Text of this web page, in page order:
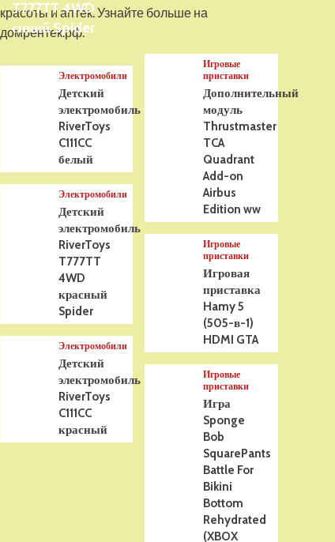
5
На радиоуправлении
(Германия) HC (для ИК
танкового боя) V3 2.4G
RTR, TG3848-1HC-IR3.0
красоты и аптек. Узнайте больше на
домрентек.рф.
T777TT 4WD
синий Spider
Электромобили
Детский
электромобиль
RiverToys
C111CC
белый
Электромобили
Детский
электромобиль
RiverToys
T777TT
4WD
красный
Spider
Электромобили
Детский
электромобиль
RiverToys
C111CC
красный
Игровые
приставки
Дополнительный
модуль
Thrustmaster
TCA
Quadrant
Add-on
Airbus
Edition ww
Игровые
приставки
Игровая
приставка
Hamy 5
(505-в-1)
HDMI GTA
Игровые
приставки
Игра
Sponge
Bob
SquarePants
Battle For
Bikini
Bottom
Rehydrated
(XBOX